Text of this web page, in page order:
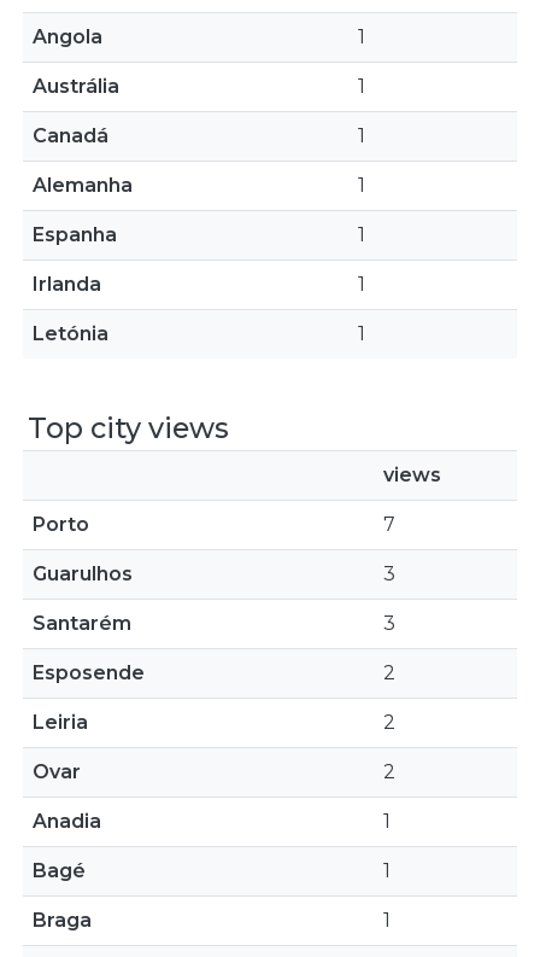
Angola 1
Austrália 1
Canadá 1
Alemanha 1
Espanha 1
Irlanda 1
Letónia 1
Top city views
views
Porto 7
Guarulhos 3
Santarém 3
Esposende 2
Leiria 2
Ovar 2
Anadia 1
Bagé 1
Braga 1